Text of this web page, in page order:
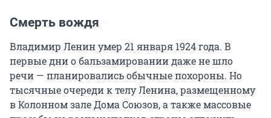
Смерть вождя
Владимир Ленин умер 21 января 1924 года. В
первые дни о бальзамировании даже не шло
речи — планировались обычные похороны. Но
тысячные очереди к телу Ленина, размещенному
в Колонном зале Дома Союзов, а также массовые